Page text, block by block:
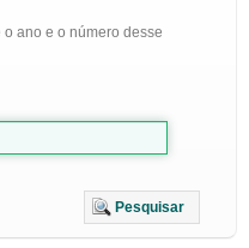
ano e o número desse
Pesquisar